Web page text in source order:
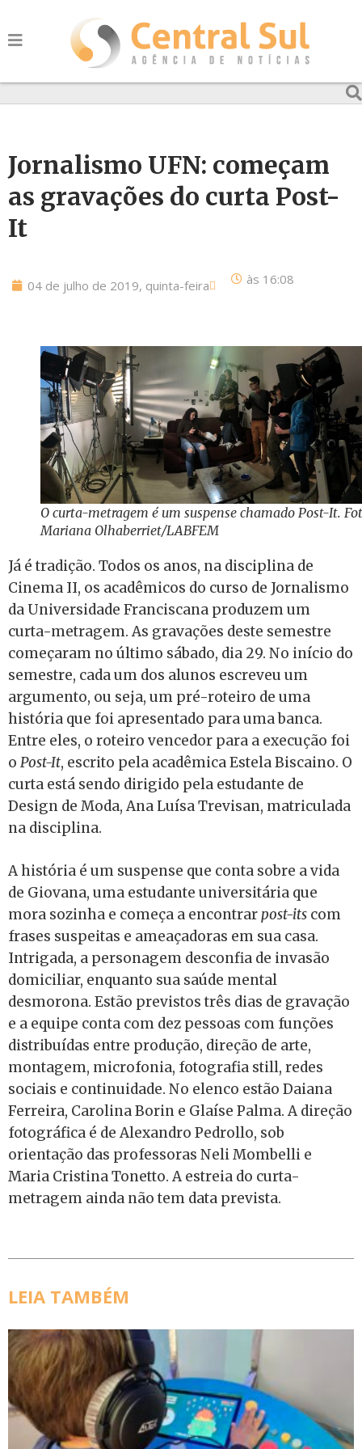
Jornalismo UFN: começam
as gravações do curta Post-
It
04 de julho de 2019, quinta-feira às 16:08
O curta-metragem é um suspense chamado Post-It.
Mariana Olhaberriet/LABFEM
Já é tradição. Todos os anos, na disciplina de
Cinema II, os acadêmicos do curso de Jornalismo
da Universidade Franciscana produzem um
curta-metragem. As gravações deste semestre
começaram no último sábado, dia 29. No início do
semestre, cada um dos alunos escreveu um
argumento, ou seja, um pré-roteiro de uma
história que foi apresentado para uma banca.
Entre eles, o roteiro vencedor para a execução foi
o Post-It, escrito pela acadêmica Estela Biscaino. O
curta está sendo dirigido pela estudante de
Design de Moda, Ana Luísa Trevisan, matriculada
na disciplina.
A história é um suspense que conta sobre a vida
de Giovana, uma estudante universitária que
mora sozinha e começa a encontrarpost-its com
frases suspeitas e ameaçadoras em sua casa.
Intrigada, a personagem desconfia de invasão
domiciliar, enquanto sua saúde mental
desmorona. Estão previstos três dias de gravação
e a equipe conta com dez pessoas com funções
distribuídas entre produção, direção de arte,
montagem, microfonia, fotografia still, redes
sociais e continuidade. No elenco estão Daiana
Ferreira, Carolina Borin e Glaíse Palma. A direção
fotográfica é de Alexandro Pedrollo, sob
orientação das professoras Neli Mombelli e
Maria Cristina Tonetto. A estreia do curta-
metragem ainda não tem data prevista.
LEIA TAMBÉM